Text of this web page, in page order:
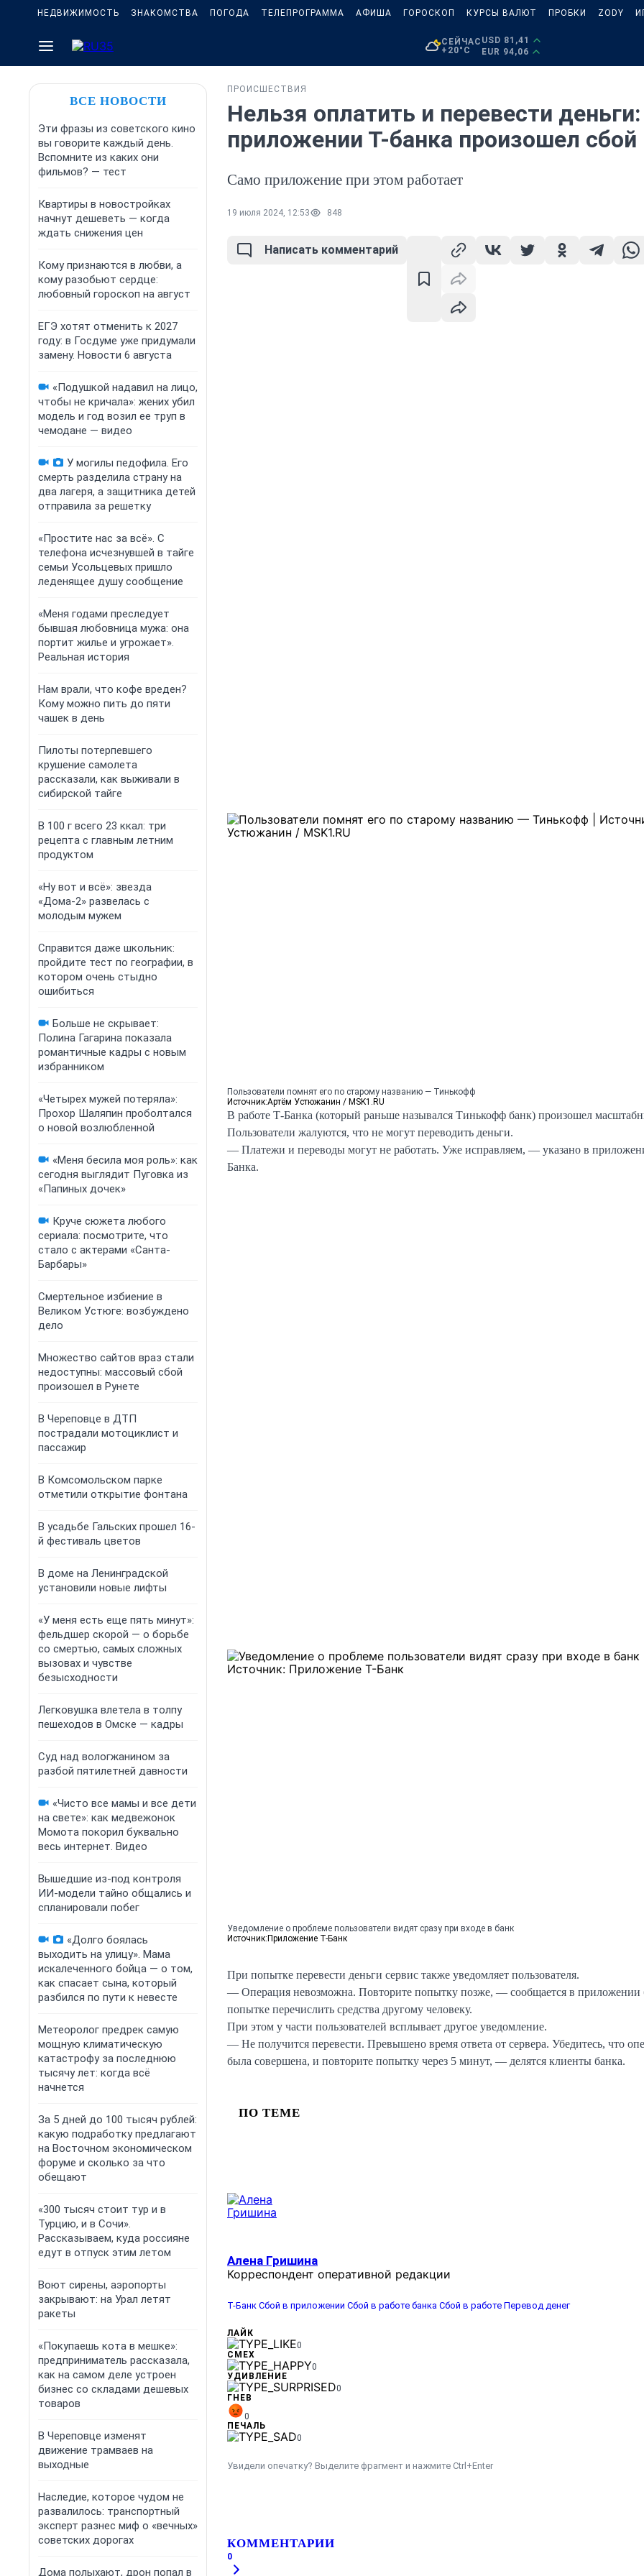
НЕДВИЖИМОСТЬ ЗНАКОМСТВА ПОГОДА ТЕЛЕПРОГРАММА АФИША ГОРОСКОП КУРСЫ ВАЛЮТ ПРОБКИ ZODY
СЕЙЧАС
+20°C
USD 81,41
EUR 94,06
ВСЕ НОВОСТИ
Эти фразы из советского кино
вы говорите каждый день.
Вспомните из каких они
фильмов? — тест
Квартиры в новостройках
начнут дешеветь — когда
ждать снижения цен
Кому признаются в любви, а
кому разобьют сердце:
любовный гороскоп на август
ЕГЭ хотят отменить к 2027
году: в Госдуме уже придумали
замену. Новости 6 августа
«Подушкой надавил на лицо,
чтобы не кричала»: жених убил
модель и год возил ее труп в
чемодане — видео
У могилы педофила. Его
смерть разделила страну на
два лагеря, а защитника детей
отправила за решетку
«Простите нас за всё». С
телефона исчезнувшей в тайге
семьи Усольцевых пришло
леденящее душу сообщение
«Меня годами преследует
бывшая любовница мужа: она
портит жилье и угрожает».
Реальная история
Нам врали, что кофе вреден?
Кому можно пить до пяти
чашек в день
Пилоты потерпевшего
крушение самолета
рассказали, как выживали в
сибирской тайге
В 100 г всего 23 ккал: три
рецепта с главным летним
продуктом
«Ну вот и всё»: звезда
«Дома-2» развелась с
молодым мужем
Справится даже школьник:
пройдите тест по географии, в
котором очень стыдно
ошибиться
Больше не скрывает:
Полина Гагарина показала
романтичные кадры с новым
избранником
«Четырех мужей потеряла»:
Прохор Шаляпин проболтался
о новой возлюбленной
«Меня бесила моя роль»: как
сегодня выглядит Пуговка из
«Папиных дочек»
Круче сюжета любого
сериала: посмотрите, что
стало с актерами «Санта-
Барбары»
Смертельное избиение в
Великом Устюге: возбуждено
дело
Множество сайтов враз стали
недоступны: массовый сбой
произошел в Рунете
В Череповце в ДТП
пострадали мотоциклист и
пассажир
В Комсомольском парке
отметили открытие фонтана
В усадьбе Гальских прошел 16-
й фестиваль цветов
В доме на Ленинградской
установили новые лифты
«У меня есть еще пять минут»:
фельдшер скорой — о борьбе
со смертью, самых сложных
вызовах и чувстве
безысходности
Легковушка влетела в толпу
пешеходов в Омске — кадры
Суд над вологжанином за
разбой пятилетней давности
«Чисто все мамы и все дети
на свете»: как медвежонок
Момота покорил буквально
весь интернет. Видео
Вышедшие из-под контроля
ИИ-модели тайно общались и
спланировали побег
«Долго боялась
выходить на улицу». Мама
искалеченного бойца — о том,
как спасает сына, который
разбился по пути к невесте
Метеоролог предрек самую
мощную климатическую
катастрофу за последнюю
тысячу лет: когда всё
начнется
За 5 дней до 100 тысяч рублей:
какую подработку предлагают
на Восточном экономическом
форуме и сколько за что
обещают
«300 тысяч стоит тур и в
Турцию, и в Сочи».
Рассказываем, куда россияне
едут в отпуск этим летом
Воют сирены, аэропорты
закрывают: на Урал летят
ракеты
«Покупаешь кота в мешке»:
предприниматель рассказала,
как на самом деле устроен
бизнес со складами дешевых
товаров
В Череповце изменят
движение трамваев на
выходные
Наследие, которое чудом не
развалилось: транспортный
эксперт разнес миф о «вечных»
советских дорогах
Дома полыхают, дрон попал в
ПРОИСШЕСТВИЯ
Нельзя оплатить и перевести
приложении Т-банка произошел сбой
Само приложение при этом работает
19 июля 2024, 12:53 848
Написать комментарий
Пользователи помнят его по старому названию — Тинькофф
Источник:Артём Устюжанин / MSK1.RU
В работе Т-Банка (который раньше назывался Тинькофф банк) произошел
Пользователи жалуются, что не могут переводить деньги.
— Платежи и переводы могут не работать. Уже исправляем, — указано в
Банка.
Уведомление о проблеме пользователи видят сразу при входе в банк
Источник:Приложение Т-Банк
При попытке перевести деньги сервис также уведомляет пользователя.
— Операция невозможна. Повторите попытку позже, — сообщается в приложении
попытке перечислить средства другому человеку.
При этом у части пользователей всплывает другое уведомление.
— Не получится перевести. Превышено время ответа от сервера. Убедитесь, что
была совершена, и повторите попытку через 5 минут, — делятся клиенты банка.
ПО ТЕМЕ
Алена Гришина
Корреспондент оперативной редакции
Т-Банк Сбой в приложении Сбой в работе банка Сбой в работе Перевод денег
ЛАЙК
0
СМЕХ
0
УДИВЛЕНИЕ
0
ГНЕВ
0
ПЕЧАЛЬ
0
Увидели опечатку? Выделите фрагмент и нажмите Ctrl+Enter
КОММЕНТАРИИ
0